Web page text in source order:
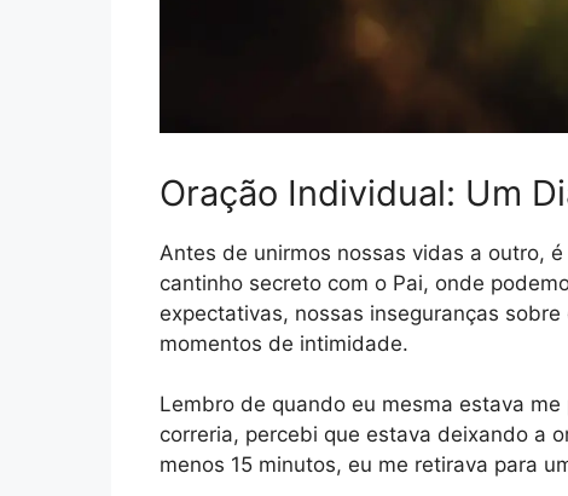
Oração Individual: Um
Antes de unirmos nossas vidas a outro,
cantinho secreto com o Pai, onde
expectativas, nossas inseguranças
momentos de intimidade.
Lembro de quando eu mesma estava
correria, percebi que estava deixando a
menos 15 minutos, eu me retirava para